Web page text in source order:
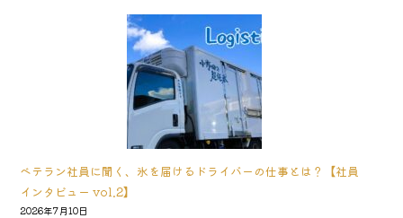
ベテラン社員に聞く、氷を届けるドライバーの仕事とは？【社員
インタビュー vol.2】
2026年7月10日